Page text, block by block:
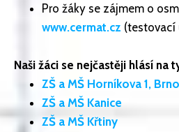
Pro žáky se zájmem o
www.cermat.cz (testovací
Naši žáci se nejčastěji hlásí na
ZŠ a MŠ Horníkova 1, Brno
ZŠ a MŠ Kanice
ZŠ a MŠ Křtiny